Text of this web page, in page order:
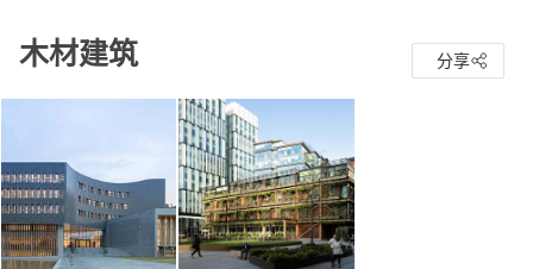
木材建筑 分享